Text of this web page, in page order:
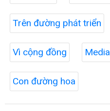
Trên đường phát triển
Vì cộng đồng Media
Con đường hoa